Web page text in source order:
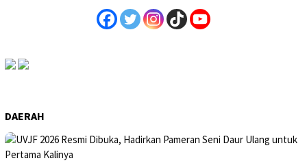
DAERAH